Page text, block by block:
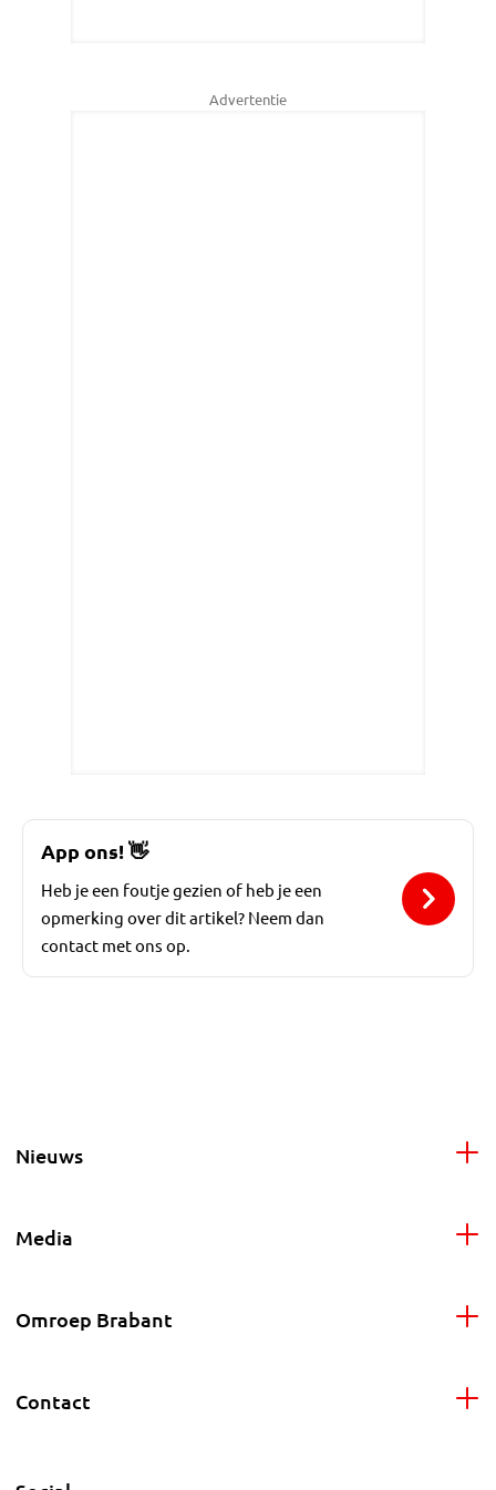
Advertentie
App ons!👋
Heb je een foutje gezien of heb je een
opmerking over dit artikel? Neem dan
contact met ons op.
Nieuws
Media
Omroep Brabant
Contact